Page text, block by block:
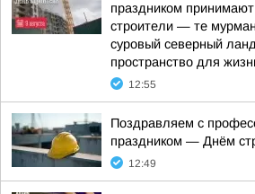
праздником
строители — те
суровый северный
пространство для
12:55
Поздравляем с
праздником — Днём
12:49